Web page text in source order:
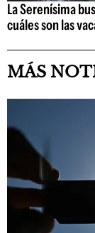
La Serenísima
cuáles son las
MÁS